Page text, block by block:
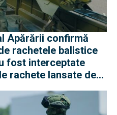
Apărării confirmă
rachetele balistice
fost interceptate
rachete lansate de